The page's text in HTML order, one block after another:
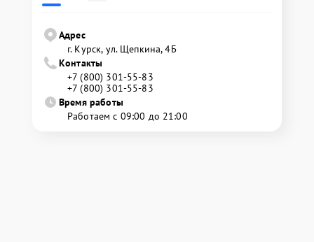
Адрес
г. Курск, ул. Щепкина, 4Б
Контакты
+7 (800) 301-55-83
+7 (800) 301-55-83
Время работы
Работаем с 09:00 до 21:00